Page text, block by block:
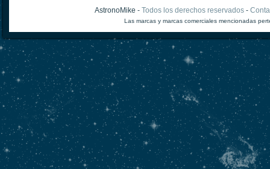
AstronoMike - Todos los derechos reservados-
Las marcas y marcas comerciales mencionadas